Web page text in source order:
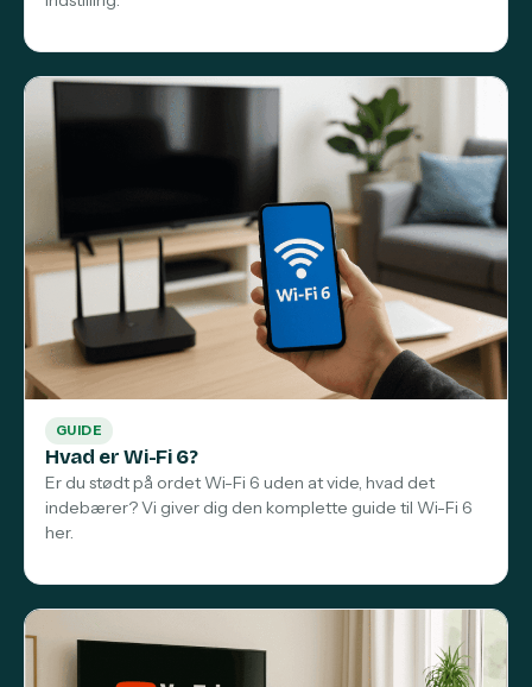
GUIDE
Hvad er Wi-Fi 6?
Er du stødt på ordet Wi-Fi 6 uden at vide, hvad det
indebærer? Vi giver dig den komplette guide til Wi-Fi 6
her.